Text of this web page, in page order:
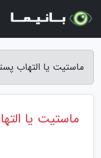
ماستیت یا التهاب
ماستیت یا